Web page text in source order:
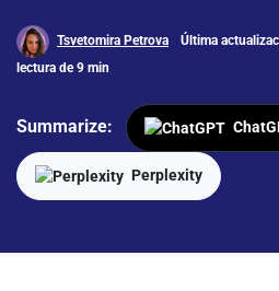
Tsvetomira Petrova
Última
lectura de 9 min
Summarize:
Perplexity